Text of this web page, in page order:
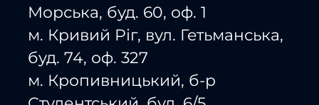
Морська, буд. 60, оф. 1
м. Кривий Ріг, вул. Гетьманська,
буд. 74, оф. 327
м. Кропивницький, б-р